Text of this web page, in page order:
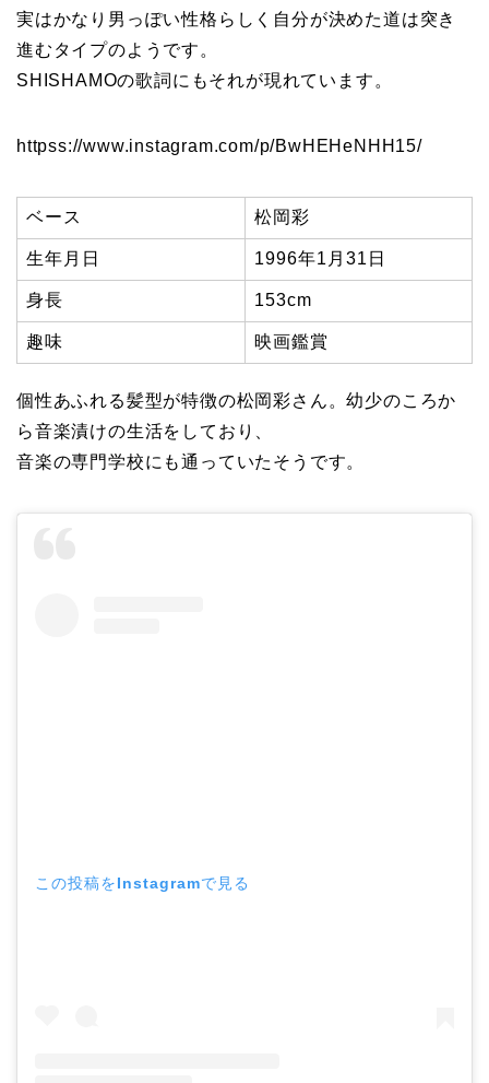
実はかなり男っぽい性格らしく自分が決めた道は突き
進むタイプのようです。
SHISHAMOの歌詞にもそれが現れています。
httpss://www.instagram.com/p/BwHEHeNHH15/
ベース 松岡彩
生年月日 1996年1月31日
身長 153cm
趣味 映画鑑賞
個性あふれる髪型が特徴の松岡彩さん 。幼少のころか
ら音楽漬けの生活をしており、
音楽の専門学校にも通っていたそうです。
この投稿をInstagramで見る